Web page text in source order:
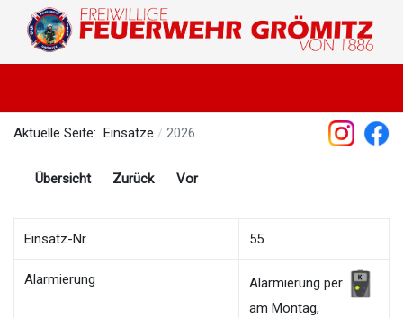
Aktuelle Seite: Einsätze 2026
Übersicht Zurück Vor
Einsatz-Nr. 55
Alarmierung
Alarmierung per
am Montag,